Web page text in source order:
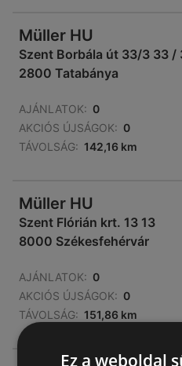
Müller HU
Szent Borbála út 33/3 33 /
2800 Tatabánya
AJÁNLATOK: 0
AKCIÓS ÚJSÁGOK: 0
TÁVOLSÁG: 142,16 km
Müller HU
Szent Flórián krt. 13 13
8000 Székesfehérvár
AJÁNLATOK: 0
AKCIÓS ÚJSÁGOK: 0
TÁVOLSÁG: 151,86 km
Ez a weboldal